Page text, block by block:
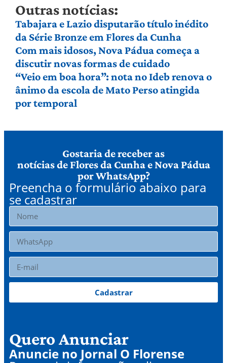
Outras notícias:
Tabajara e Lazio disputarão título inédito
da Série Bronze em Flores da Cunha
Com mais idosos, Nova Pádua começa a
discutir novas formas de cuidado
“Veio em boa hora”: nota no Ideb renova o
ânimo da escola de Mato Perso atingida
por temporal
Gostaria de receber as
notícias de Flores da Cunha e Nova Pádua
por WhatsApp?
Preencha o formulário abaixo para
se cadastrar
Cadastrar
Quero Anunciar
Anuncie no Jornal O Florense